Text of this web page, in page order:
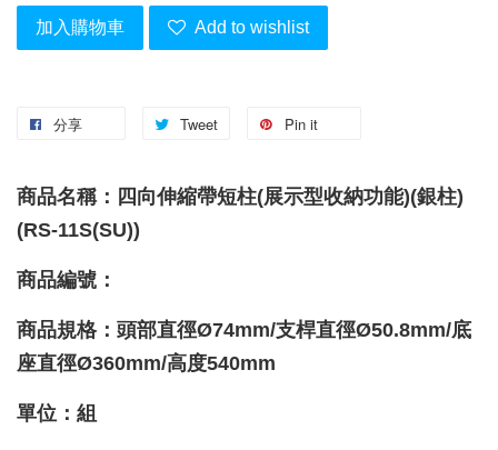
加入購物車 Add to wishlist
分享 Tweet Pin it
商品名稱：四向伸縮帶短柱(展示型收納功能)(銀柱)
(RS-11S(SU))
商品編號：
商品規格：頭部直徑Ø74mm/支桿直徑Ø50.8mm/底
座直徑Ø360mm/高度540mm
單位：組